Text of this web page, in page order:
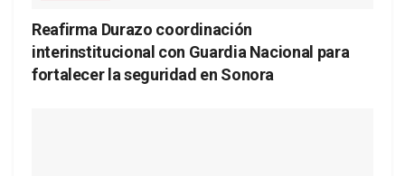
Reafirma Durazo coordinación
interinstitucional con Guardia Nacional para
fortalecer la seguridad en Sonora